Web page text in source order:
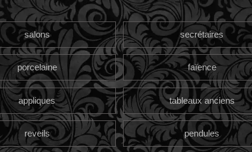
salons secrétaires
porcelaine faïence
appliques tableaux anciens
reveils pendules